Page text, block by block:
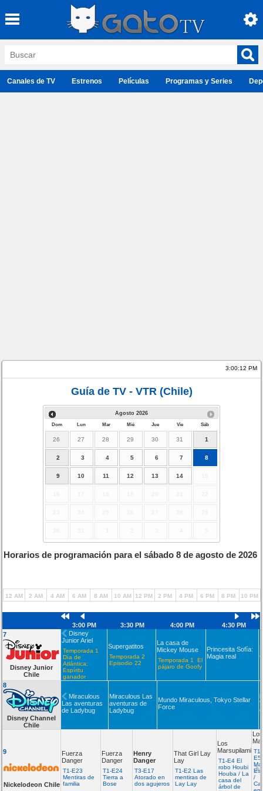
Canales de TV Estrenos Películas Programas y Series
3:00:13 PM
Guía de TV - VTR (Chile)
Agosto 2026
Dom Lun Mar Mié Jue Vie Sáb
26 27 28 29 30 31 1
2 3 4 5 6 7 8
9 10 11 12 13 14
Horarios de programación para el sábado 8 de agosto de 2026
12 AM 2 AM 4 AM 6 AM 8 AM 10 AM 12 PM 2 PM 4 PM 6 PM 8 PM 10 PM
3:00 PM 3:30 PM 4:00 PM
4:30 PM
7
Disney Junior
Chile
Disney
Junior Ariel
Temporada 1
Día de
Atlántica;
Espíritu
ganador
Supergatitos
Temporada 2
Episodio 22
La casa de
Mickey Mouse
Temporada 1 El
pájaro de Goofy
Princesita Sofía:
Magia real
8
Disney Channel
Chile
Miraculous
Las aventuras
de Ladybug
Miraculous Las
aventuras de
Ladybug
Mundo Miraculous, Tokyo Stellar
Force
9
Nickelodeon Chile
Fuerza
Danger
T1-E23
Mentiras de
familia
Fuerza
Danger
T1-E24
Tierra a
Bose
Henry
Danger
T3-E17
Atorado en
dos agujeros
That Girl Lay
Lay
T1-E2 Las
mentiras de
Lay Lay
Los
Marsupilamis
T1-E4 El
robo Houbi
Houba / La
casa del
árbol de
Los
T1-
E5
/